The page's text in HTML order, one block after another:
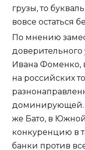
грузы, то
вовсе остаться
По мнению
Ивана Фоменко,
на российских
доминирующей.
же Бато, в
конкуренцию в
банки против